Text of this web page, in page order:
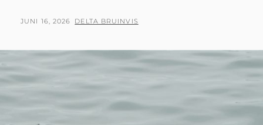
TUSSEN
WESTERSCHELDE
GEPLAATST
JUNI 16, 2026 BY
DELTA BRUINVIS